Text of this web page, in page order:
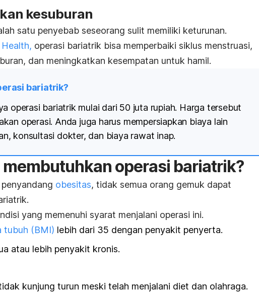
kesuburan
satu penyebab seseorang sulit memiliki keturunan.
operasi bariatrik bisa memperbaiki siklus menstruasi,
dan meningkatkan kesempatan untuk hamil.
bariatrik?
operasi bariatrik mulai dari 50 juta rupiah. Harga tersebut
operasi. Anda juga harus mempersiapkan biaya lain
konsultasi dokter, dan biaya rawat inap.
membutuhkan operasi bariatrik?
penyandang obesitas, tidak semua orang gemuk dapat
yang memenuhi syarat menjalani operasi ini.
tubuh (BMI) lebih dari 35 dengan penyakit penyerta.
atau lebih penyakit kronis.
kunjung turun meski telah menjalani diet dan olahraga.